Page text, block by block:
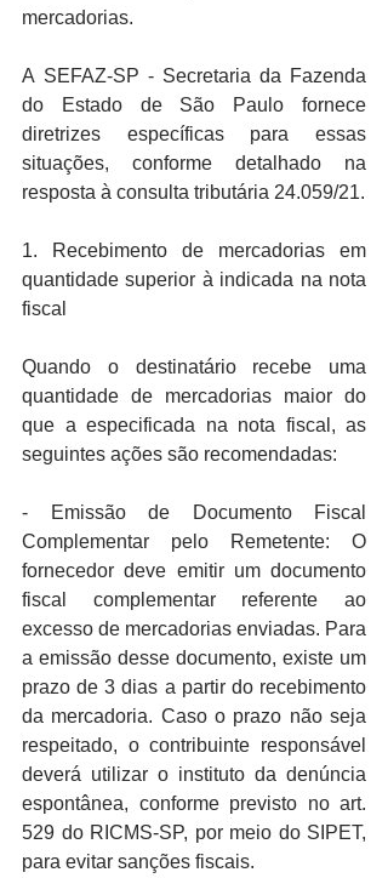
mercadorias.
A SEFAZ-SP - Secretaria da Fazenda
do Estado de São Paulo fornece
diretrizes específicas para essas
situações, conforme detalhado na
resposta à consulta tributária 24.059/21.
1. Recebimento de mercadorias em
quantidade superior à indicada na nota
fiscal
Quando o destinatário recebe uma
quantidade de mercadorias maior do
que a especificada na nota fiscal, as
seguintes ações são recomendadas:
- Emissão de Documento Fiscal
Complementar pelo Remetente: O
fornecedor deve emitir um documento
fiscal complementar referente ao
excesso de mercadorias enviadas. Para
a emissão desse documento, existe um
prazo de 3 dias a partir do recebimento
da mercadoria. Caso o prazo não seja
respeitado, o contribuinte responsável
deverá utilizar o instituto da denúncia
espontânea, conforme previsto no art.
529 do RICMS-SP, por meio do SIPET,
para evitar sanções fiscais.